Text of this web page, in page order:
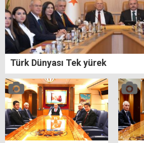
Türk Dünyası Tek yürek